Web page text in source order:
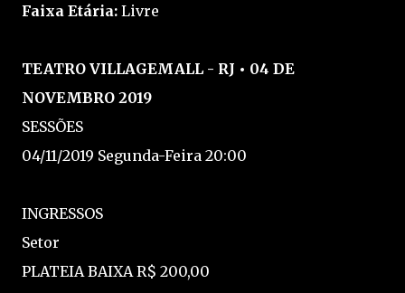
Faixa Etária: Livre
TEATRO VILLAGEMALL - RJ • 04 DE
NOVEMBRO 2019
SESSÕES
04/11/2019 Segunda-Feira 20:00
INGRESSOS
Setor
PLATEIA BAIXA R$ 200,00